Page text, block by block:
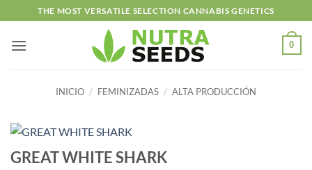
al
contenido
THE MOST VERSATILE SELECTION CANNABIS GENETICS
0
INICIO / FEMINIZADAS / ALTA PRODUCCIÓN
GREAT WHITE SHARK